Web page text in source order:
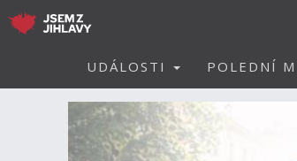
UDÁLOSTI POLEDNÍ
Předchozí